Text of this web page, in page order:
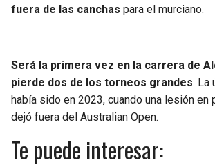
fuera de las canchas para el murciano.
Será la primera vez en la carrera de
pierde dos de los torneos grandes. La
había sido en 2023, cuando una lesión en
dejó fuera del Australian Open.
Te puede interesar: